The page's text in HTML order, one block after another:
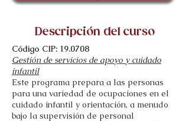
Descripción del curso
Código CIP: 19.0708
Gestión de servicios de apoyo y cuidado
infantil
Este programa prepara a las personas
para una variedad de ocupaciones en el
cuidado infantil y orientación, a menudo
bajo la supervisión de personal